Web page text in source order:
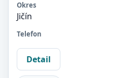
Okres
Jičín
Telefon
Detail